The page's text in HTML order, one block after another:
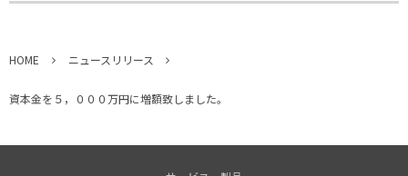
HOME ニュースリリース
資本金を５，０００万円に増額致しました。